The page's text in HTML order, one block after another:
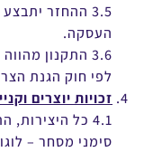
3.5 ההחזר
העסקה.
3.6 התקנון
לפי חוק הגנת
זכויות יוצרים
4.1 כל
סימני מסחר –